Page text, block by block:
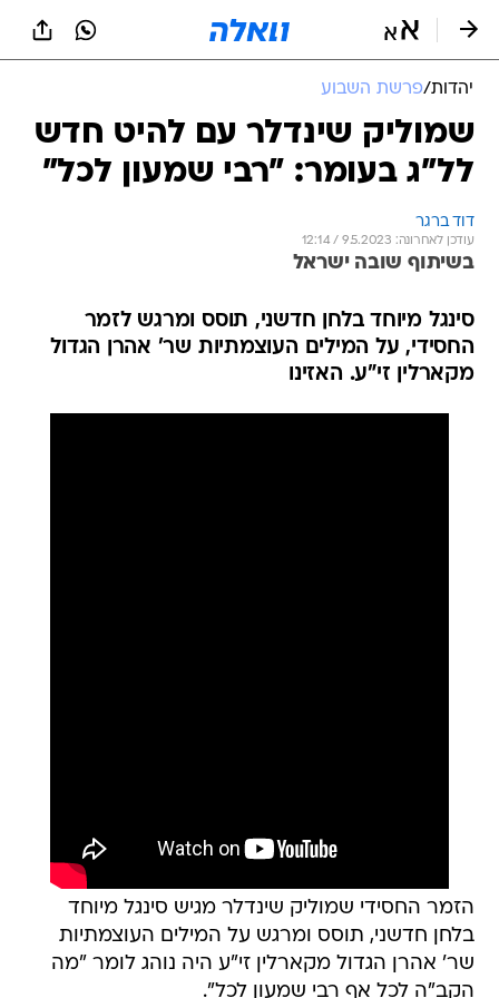
יהדות/פרשת השבוע
שמוליק שינדלר עם להיט חדש
לל"ג בעומר: "רבי שמעון לכל"
דוד ברגר
עודכן לאחרונה: 9.5.2023 / 12:14
בשיתוף שובה ישראל
סינגל מיוחד בלחן חדשני, תוסס ומרגש לזמר
החסידי, על המילים העוצמתיות שר' אהרן הגדול
מקארלין זי"ע. האזינו
הזמר החסידי שמוליק שינדלר מגיש סינגל מיוחד
בלחן חדשני, תוסס ומרגש על המילים העוצמתיות
שר' אהרן הגדול מקארלין זי"ע היה נוהג לומר "מה
הקב"ה לכל אף רבי שמעון לכל".